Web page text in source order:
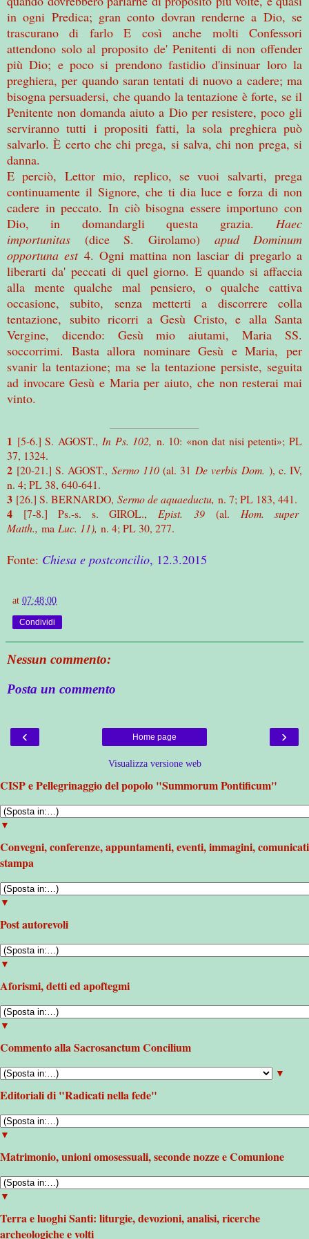
in ogni Predica; gran conto dovran renderne a Dio, se
trascurano di farlo E così anche molti Confessori
attendono solo al proposito de' Penitenti di non offender
più Dio; e poco si prendono fastidio d'insinuar loro la
preghiera, per quando saran tentati di nuovo a cadere; ma
bisogna persuadersi, che quando la tentazione è forte, se il
Penitente non domanda aiuto a Dio per resistere, poco gli
serviranno tutti i propositi fatti, la sola preghiera può
salvarlo. È certo che chi prega, si salva, chi non prega, si
danna.
E perciò, Lettor mio, replico, se vuoi salvarti, prega
continuamente il Signore, che ti dia luce e forza di non
cadere in peccato. In ciò bisogna essere importuno con
Dio, in domandargli questa grazia. Haec
importunitas (dice S. Girolamo) apud Dominum
opportuna est4. Ogni mattina non lasciar di pregarlo a
liberarti da' peccati di quel giorno. E quando si affaccia
alla mente qualche mal pensiero, o qualche cattiva
occasione, subito, senza metterti a discorrere colla
tentazione, subito ricorri a Gesù Cristo, e alla Santa
Vergine, dicendo: Gesù mio aiutami, Maria SS.
soccorrimi. Basta allora nominare Gesù e Maria, per
svanir la tentazione; ma se la tentazione persiste, seguita
ad invocare Gesù e Maria per aiuto, che non resterai mai
vinto.
1 [5-6.] S. AGOST., In Ps. 102, n. 10: «non dat nisi petenti»; PL
37, 1324.
2 [20-21.] S. AGOST., Sermo 110(al. 31 De verbis Dom. ), c. IV,
n. 4; PL 38, 640-641.
3 [26.] S. BERNARDO, Sermo de aquaeductu, n. 7; PL 183, 441.
4 [7-8.] Ps.-s. s. GIROL., Epist. 39 (al. Hom. super
Matth., ma Luc. 11), n. 4; PL 30, 277.
Fonte: Chiesa e postconcilio, 12.3.2015
at 07:48:00
Condividi
Nessun commento:
Posta un commento
‹ ›
Home page
Visualizza versione web
CISP e Pellegrinaggio del popolo "Summorum Pontificum"
▼
Convegni, conferenze, appuntamenti, eventi, immagini, comunicati
stampa
▼
Post autorevoli
▼
Aforismi, detti ed apoftegmi
▼
Commento alla Sacrosanctum Concilium
▼
Editoriali di "Radicati nella fede"
▼
Matrimonio, unioni omosessuali, seconde nozze e Comunione
▼
Terra e luoghi Santi: liturgie, devozioni, analisi, ricerche
archeologiche e volti